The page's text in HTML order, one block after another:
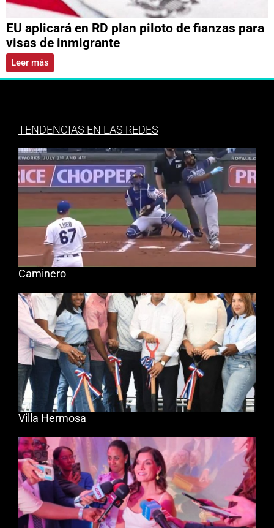
EU aplicará en RD plan piloto de fianzas para
visas de inmigrante
Leer más
TENDENCIAS EN LAS REDES
Caminero
Villa Hermosa